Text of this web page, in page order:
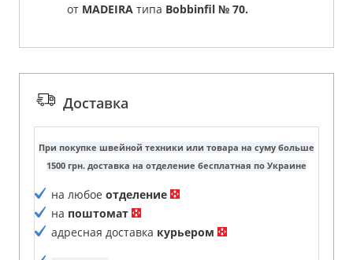
от MADEIRA типа Bobbinfil № 70.
Доставка
При покупке швейной техники или товара на суму больше
1500 грн. доставка на отделение бесплатная по Украине
на любое отделение
на поштомат
адресная доставка курьером